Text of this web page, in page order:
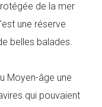
de la mer
une réserve
belles balades.
Moyen-âge une
qui pouvaient